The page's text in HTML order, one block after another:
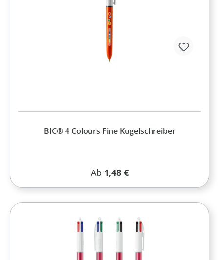
BIC® 4 Colours Fine Kugelschreiber
Regulärer Preis:
Ab 1,48 €